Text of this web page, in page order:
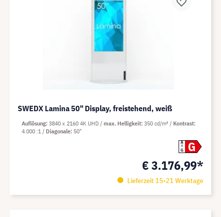
SWEDX Lamina 50" Display, freistehend, weiß
A
G
G
€ 3.176,99*
Lieferzeit 15-21 Werktage
Auflösung 3840 x 2160 4K UHD max. Helligkeit 350 cd/m²
Kontrast
4.000 :1
Diagonale 50"